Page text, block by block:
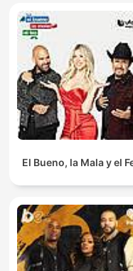
El Bueno, la Mala y el